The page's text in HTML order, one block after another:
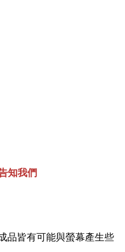
知我們
品皆有可能與螢幕產生些